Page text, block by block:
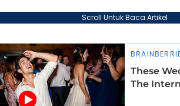
Scroll Untuk Baca Artikel